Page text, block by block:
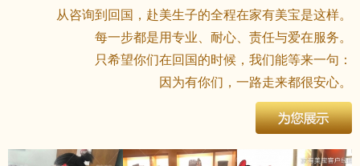
从咨询到回国，赴美生子的全程在家有美宝是这样。
每一步都是用专业、耐心、责任与爱在服务。
只希望你们在回国的时候，我们能等来一句：
因为有你们，一路走来都很安心。